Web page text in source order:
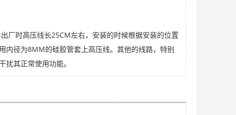
厂时高压线长25CM左右，安装的时候根据安装的位置
内径为8MM的硅胶管套上高压线。其他的线路，特别
其正常使用功能。